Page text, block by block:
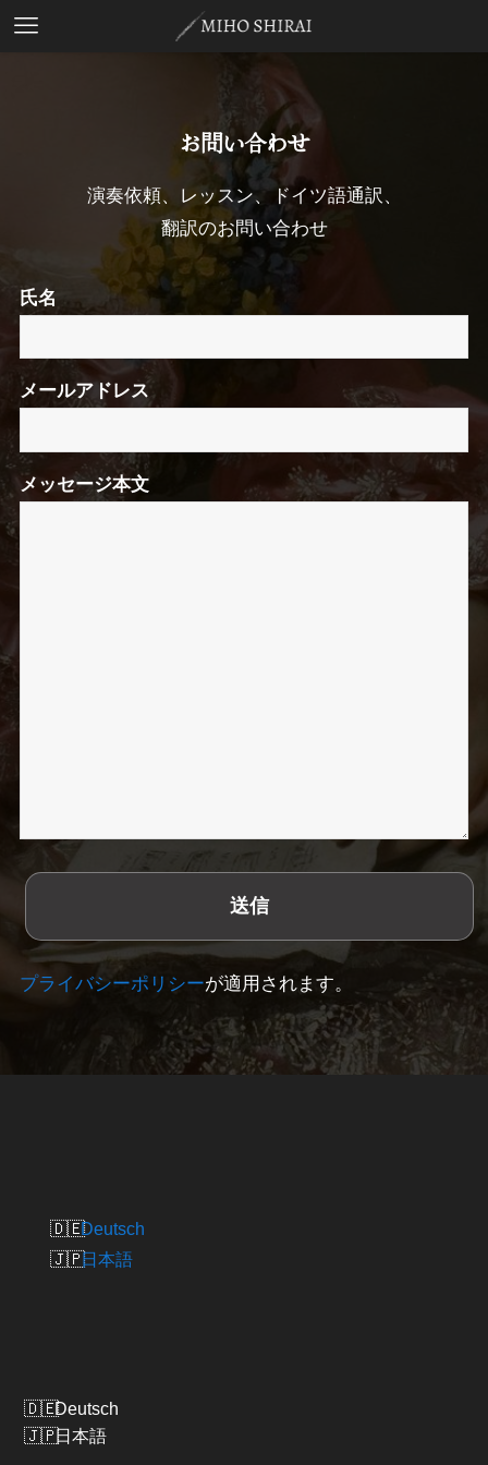
お問い合わせ
演奏依頼、レッスン、ドイツ語通訳、
翻訳のお問い合わせ
氏名
メールアドレス
メッセージ本文
プライバシーポリシーが適用されます。
Deutsch
日本語
Deutsch
日本語